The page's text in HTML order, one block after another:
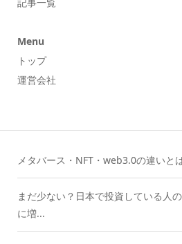
記事一覧
Menu
トップ
運営会社
メタバース・NFT・web3.0の違いと
まだ少ない？日本で投資している人
に増...